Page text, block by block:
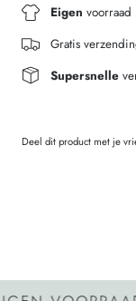
Eigen voorraad
Gratis
Supersnelle
Deel dit product met je